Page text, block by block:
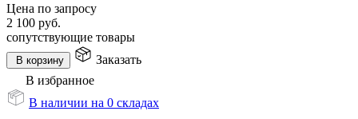
Цена по запросу
2 100 руб.
сопутствующие товары
В корзину
Заказать
В избранное
В наличии на 0 складах